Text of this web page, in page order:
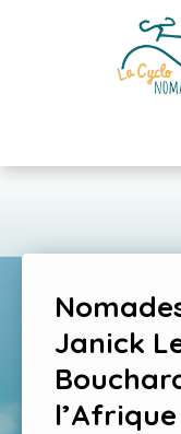
Janick
l’Afrique